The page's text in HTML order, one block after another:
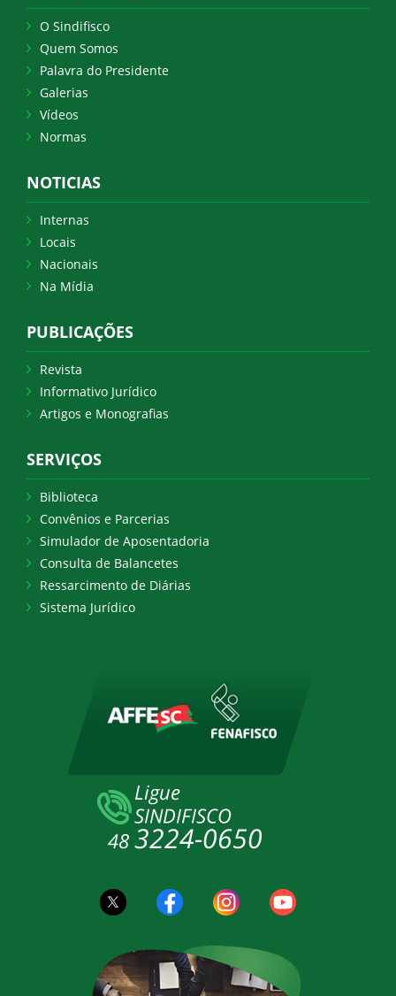
O Sindifisco
Quem Somos
Palavra do Presidente
Galerias
Vídeos
Normas
NOTICIAS
Internas
Locais
Nacionais
Na Mídia
PUBLICAÇÕES
Revista
Informativo Jurídico
Artigos e Monografias
SERVIÇOS
Biblioteca
Convênios e Parcerias
Simulador de Aposentadoria
Consulta de Balancetes
Ressarcimento de Diárias
Sistema Jurídico